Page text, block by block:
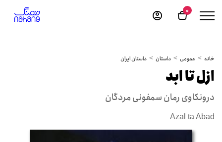
0
خانه عمومی داستان داستان ایران
ازل تا ابد
درون‍ک‍اوی رم‍ان س‍م‍ف‍ون‍ی م‍ردگ‍ان
Azal ta Abad